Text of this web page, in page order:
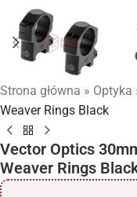
Strona główna » Optyka
Weaver Rings Black
Vector Optics
Weaver Rings